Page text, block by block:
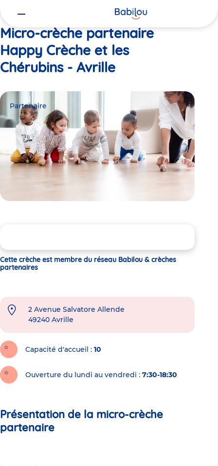
Micro-crèche partenaire
Happy Crèche et les
Chérubins - Avrille
Partenaire
Cette crèche est membre du réseau Babilou & crèches
partenaires
2 Avenue Salvatore Allende
49240 Avrille
Capacité d'accueil 10
Ouverture du lundi au vendredi : 7:30-18:30
Présentation de la micro-crèche
partenaire